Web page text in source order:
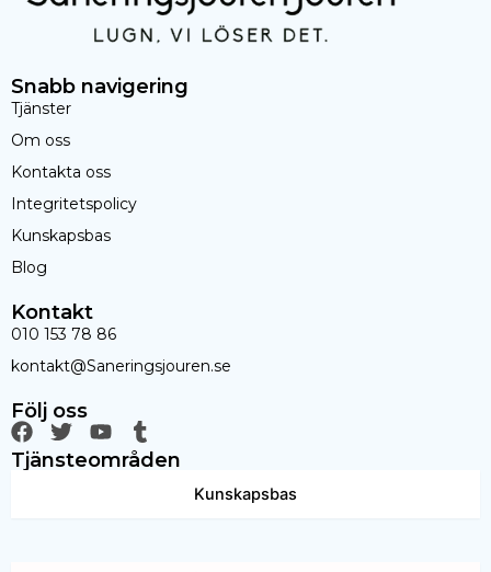
Snabb navigering
Tjänster
Om oss
Kontakta oss
Integritetspolicy
Kunskapsbas
Blog
Kontakt
010 153 78 86
kontakt@Saneringsjouren.se
Följ oss
F
a
c
T
w
i
Y
o
u
T
u
m
Tjänsteområden
Kunskapsbas